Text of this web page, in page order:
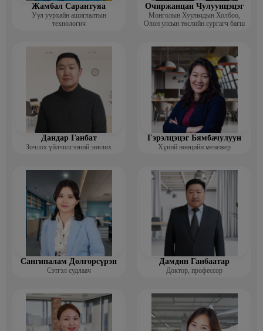
Жамбал Сарантуяа
Уул уурхайн ашиглалтын
технологич
Очиржанцан Чулуунцэцэг
Монголын Хуульчдын Холбоо,
Олон улсын төслийн сургагч багш
Дандар Ганбат
Зочлох үйлчилгээний зөвлөх
Гэрэлцэцэг Бямбачулуун
Хүний нөөцийн менежер
Сангипалам Долгорсүрэн
Сэтгэл судлаач
Дамдин Ганбаатар
Доктор, профессор